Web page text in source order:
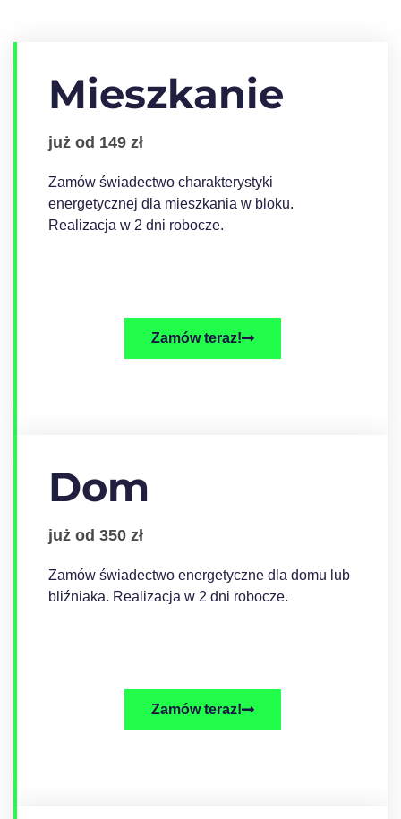
Mieszkanie
już od 149 zł
Zamów świadectwo charakterystyki
energetycznej dla mieszkania w bloku.
Realizacja w 2 dni robocze.
Zamów teraz!
Dom
już od 350 zł
Zamów świadectwo energetyczne dla domu lub
bliźniaka. Realizacja w 2 dni robocze.
Zamów teraz!